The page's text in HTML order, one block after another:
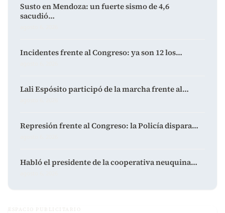
Susto en Mendoza: un fuerte sismo de 4,6
sacudió…
Incidentes frente al Congreso: ya son 12 los…
Lali Espósito participó de la marcha frente al…
Represión frente al Congreso: la Policía dispara…
Habló el presidente de la cooperativa neuquina…
ESPACIO PUBLICITARIO